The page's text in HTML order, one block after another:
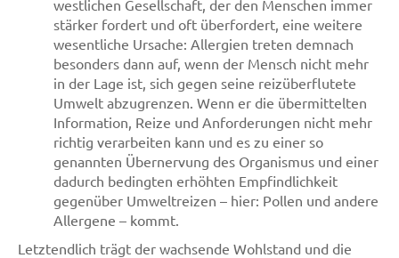
westlichen Gesellschaft, der den Menschen immer
stärker fordert und oft überfordert, eine weitere
wesentliche Ursache: Allergien treten demnach
besonders dann auf, wenn der Mensch nicht mehr
in der Lage ist, sich gegen seine reizüberflutete
Umwelt abzugrenzen. Wenn er die übermittelten
Information, Reize und Anforderungen nicht mehr
richtig verarbeiten kann und es zu einer so
genannten Übernervung des Organismus und einer
dadurch bedingten erhöhten Empfindlichkeit
gegenüber Umweltreizen – hier: Pollen und andere
Allergene – kommt.
Letztendlich trägt der wachsende Wohlstand und die